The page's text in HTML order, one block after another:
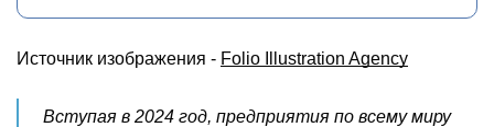
Источник изображения - Folio Illustration Agency
Вступая в 2024 год, предприятия по всему миру